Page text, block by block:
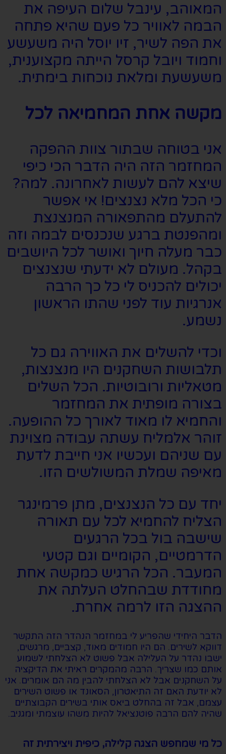
המאוהב, עינבל שלום העיפה את
הבמה לאוויר כל פעם שהיא פתחה
את הפה לשיר, זיו יוסל היה משעשע
וחמוד ויובל קרסל הייתה מקצוענית,
משעשעת ומלאת נוכחות בימתית.
מקשה אחת המחמיאה לכל
אני בטוחה שבתור צוות ההפקה
המחזמר הזה היה הדבר הכי כיפי
שיצא להם לעשות לאחרונה. למה?
כי הכל מלא נצנצים! אי אפשר
להתעלם מהתפאורה המנצנצת
ומהפנטת ברגע שנכנסים לבמה וזה
כבר מעלה חיוך ואושר לכל היושבים
בקהל. מעולם לא ידעתי שנצנצים
יכולים להכניס לי כל כך הרבה
אנרגיות עוד לפני שהתו הראשון
נשמע.
וכדי להשלים את האווירה גם כל
תלבושות השחקנים היו מנצנצות,
מטאליות ורובוטיות. הכל השלים
בצורה מופתית את המחזמר
והחמיא לו מאוד לאורך כל ההופעה.
זוהר אלמליח עשתה עבודה מצוינת
עם שניהם ועכשיו אני חייבת לדעת
מאיפה שמלת המשולשים הזו.
יחד עם כל הנצנצים, מתן פרמינגר
הצליח להחמיא לכל עם תאורה
שישבה בול בכל הרגעים
הדרמטיים, הקומיים וגם קטעי
המעבר. הכל הרגיש כמקשה אחת
מחודדת שבהחלט העלתה את
ההצגה הזו לרמה אחרת.
הדבר היחידי שהפריע לי במחזמר הנהדר הזה התקשר
דווקא לשירים. הם היו חמודים מאוד, קצביים, מרגשים,
ישבו נהדר על העלילה אבל פשוט לא הצלחתי לשמוע
אותם כמו שצריך. הרבה מהמקרים ראיתי את הדיקציה
על השחקנים אבל לא הצלחתי להבין מה הם אומרים. אני
לא יודעת האם זה התיאטרון, הסאונד או פשוט השירים
עצמם, אבל זה בהחלט ביאס אותי בשירים הקבוצתיים
שהיה להם הרבה פוטנציאל להיות משהו עוצמתי ומגניב.
כל מי שמחפש הצגה קלילה, כיפית ויצירתית זה